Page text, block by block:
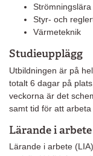
Strömningslära
Styr- och
Värmeteknik
Studieupplägg
Utbildningen är på
totalt 6 dagar på
veckorna är det
samt tid för att
Lärande i
Lärande i arbete